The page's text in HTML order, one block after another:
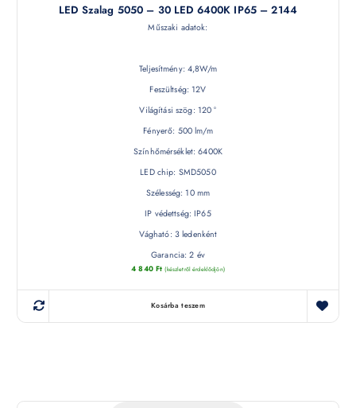
LED Szalag 5050 – 30 LED 6400K IP65 – 2144
Műszaki adatok:
Teljesítmény: 4,8W/m
Feszültség: 12V
Világítási szög: 120 °
Fényerő: 500 lm/m
Színhőmérséklet: 6400K
LED chip: SMD5050
Szélesség: 10 mm
IP védettség: IP65
Vágható: 3 ledenként
Garancia: 2 év
4 840 Ft (készletről érdeklődjön)
Kosárba teszem